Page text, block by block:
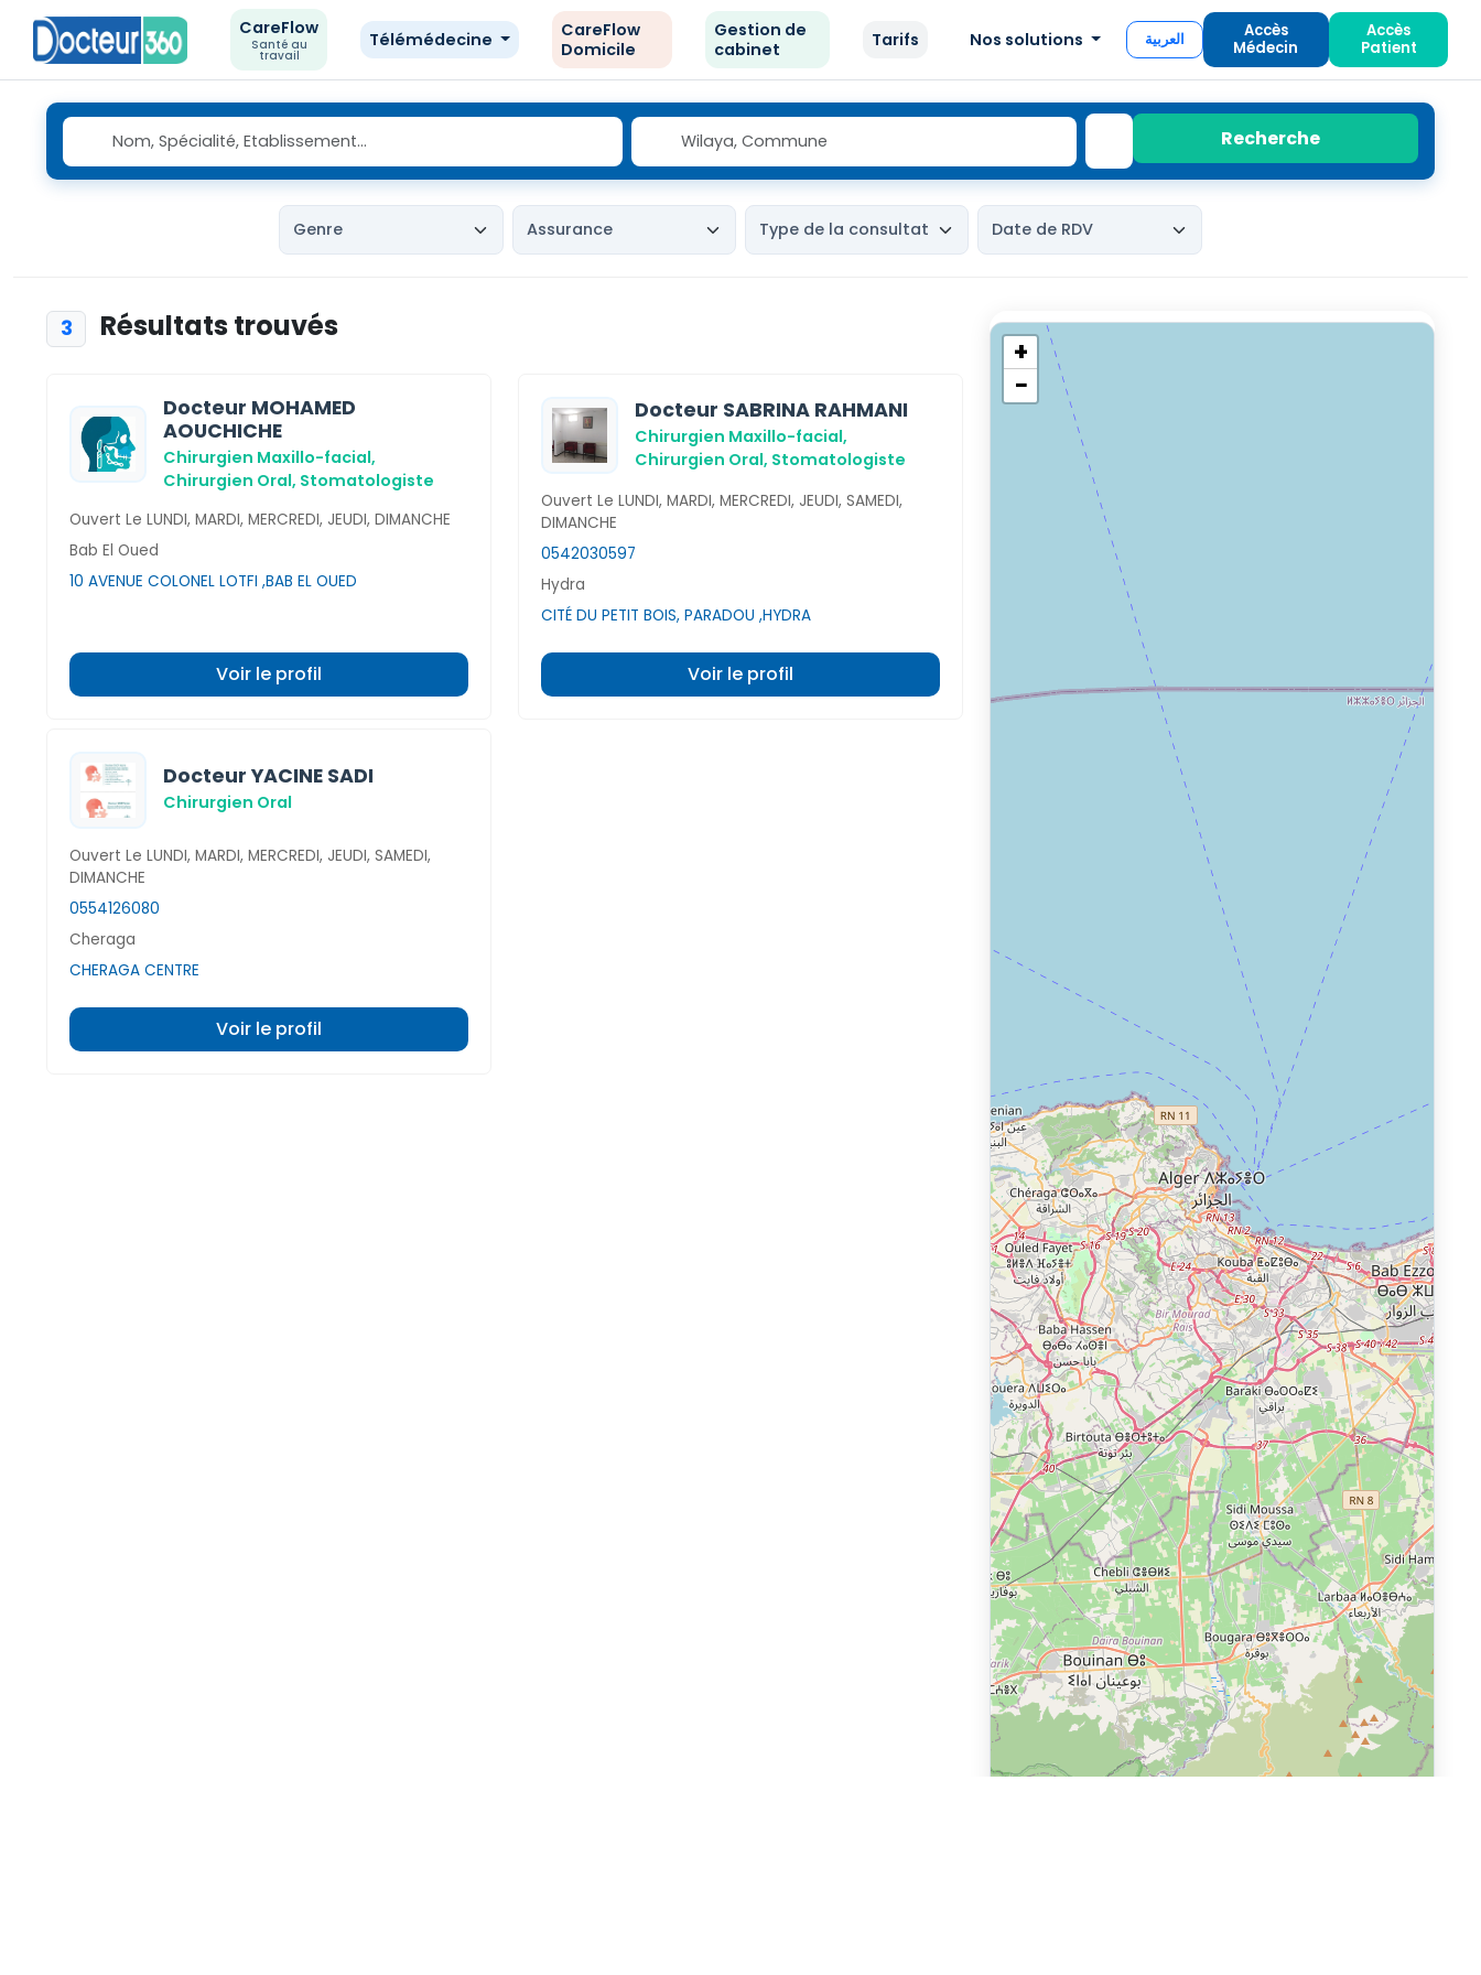
CareFlow
Santé au
travail
Télémédecine
CareFlow
Domicile
Gestion de
cabinet
Tarifs Nos solutions العربية
Accès
Médecin
Accès
Patient
Recherche
3 Résultats trouvés
Docteur MOHAMED
AOUCHICHE
Chirurgien Maxillo-facial,
Chirurgien Oral, Stomatologiste
Ouvert Le LUNDI, MARDI, MERCREDI, JEUDI, DIMANCHE
Bab El Oued
10 AVENUE COLONEL LOTFI ,BAB EL OUED
Voir le profil
Docteur SABRINA RAHMANI
Chirurgien Maxillo-facial,
Chirurgien Oral, Stomatologiste
Ouvert Le LUNDI, MARDI, MERCREDI, JEUDI, SAMEDI,
DIMANCHE
0542030597
Hydra
CITÉ DU PETIT BOIS, PARADOU ,HYDRA
Voir le profil
Docteur YACINE SADI
Chirurgien Oral
Ouvert Le LUNDI, MARDI, MERCREDI, JEUDI, SAMEDI,
DIMANCHE
0554126080
Cheraga
CHERAGA CENTRE
Voir le profil
+
−